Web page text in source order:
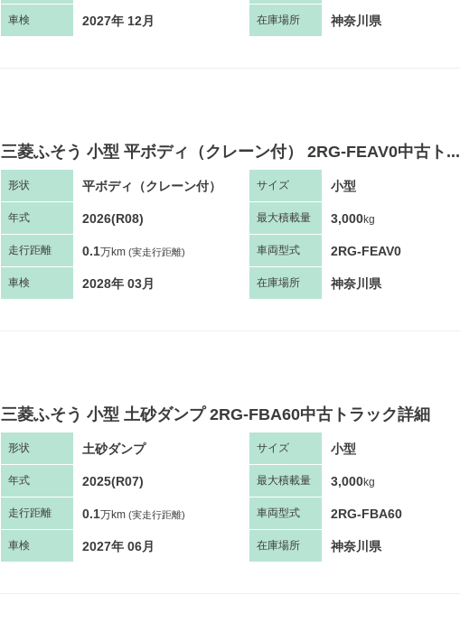
車検 2027年 12月 在庫場所 神奈川県
三菱ふそう 小型 平ボディ（クレーン付） 2RG-FEAV0中古ト...
形状 平ボディ（クレーン付） サイズ 小型
年式 2026(R08) 最大積載量 3,000kg
走行距離 0.1万km (実走行距離) 車両型式 2RG-FEAV0
車検 2028年 03月 在庫場所 神奈川県
三菱ふそう 小型 土砂ダンプ 2RG-FBA60中古トラック詳細
形状 土砂ダンプ サイズ 小型
年式 2025(R07) 最大積載量 3,000kg
走行距離 0.1万km (実走行距離) 車両型式 2RG-FBA60
車検 2027年 06月 在庫場所 神奈川県